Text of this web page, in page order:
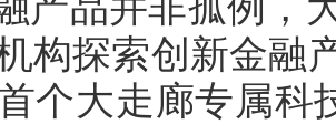
构探索创新金融
个大走廊专属